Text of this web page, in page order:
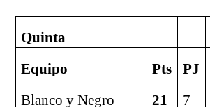
Quinta
Equipo
Pts PJ
Blanco y Negro
21 7